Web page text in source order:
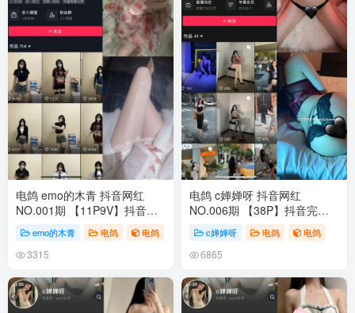
电鸽 emo的木青 抖音网红
NO.001期 【11P9V】抖音完
emo的木青 电鸽 电鸽
3315
电鸽 c婵婵呀 抖音网红
NO.006期 【38P】抖音完整
c婵婵呀 电鸽 电鸽
6865